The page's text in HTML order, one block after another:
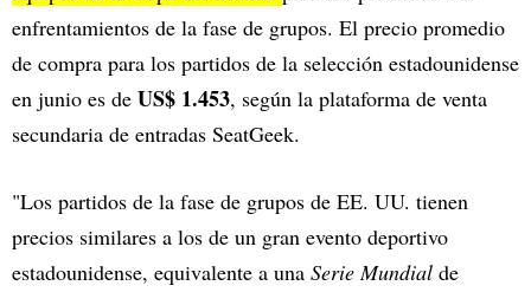
enfrentamientos de la fase de grupos. El precio promedio
de compra para los partidos de la selección estadounidense
en junio es de US$ 1.453, según la plataforma de venta
secundaria de entradas SeatGeek.
"Los partidos de la fase de grupos de EE. UU. tienen
precios similares a los de un gran evento deportivo
estadounidense, equivalente a una Serie Mundial de